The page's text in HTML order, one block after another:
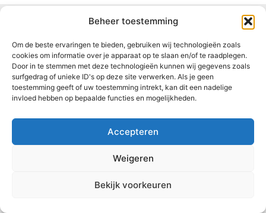
Beheer toestemming
Om de beste ervaringen te bieden, gebruiken wij technologieën zoals
cookies om informatie over je apparaat op te slaan en/of te raadplegen.
Door in te stemmen met deze technologieën kunnen wij gegevens zoals
surfgedrag of unieke ID's op deze site verwerken. Als je geen
toestemming geeft of uw toestemming intrekt, kan dit een nadelige
invloed hebben op bepaalde functies en mogelijkheden.
Accepteren
Weigeren
Bekijk voorkeuren
© 2026 Eilanddialect. Alle rechten voorbehouden.
Design & Hosting VPRI